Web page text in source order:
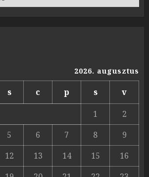
2026. augusztus
s c p s
v
1
2
5 6 7 8
9
12 13 14 15
16